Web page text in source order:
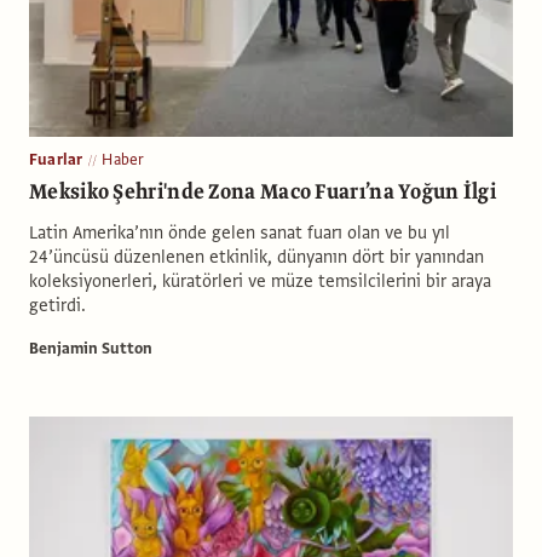
Fuarlar Haber
Meksiko Şehri'nde Zona Maco Fuarı’na Yoğun İlgi
Latin Amerika’nın önde gelen sanat fuarı olan ve bu yıl
24’üncüsü düzenlenen etkinlik, dünyanın dört bir yanından
koleksiyonerleri, küratörleri ve müze temsilcilerini bir araya
getirdi.
Benjamin Sutton